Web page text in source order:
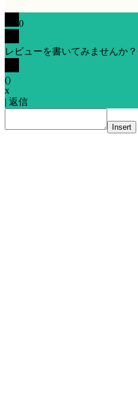
0
レビューを書いてみませんか？
()
x
| 返信
Insert